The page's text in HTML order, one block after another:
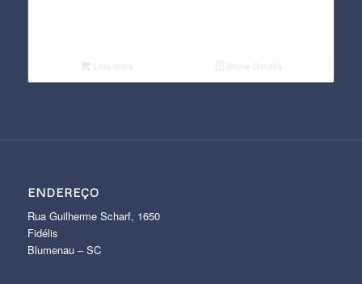
ENDEREÇO
Rua Guilherme Scharf, 1650
Fidélis
Blumenau – SC